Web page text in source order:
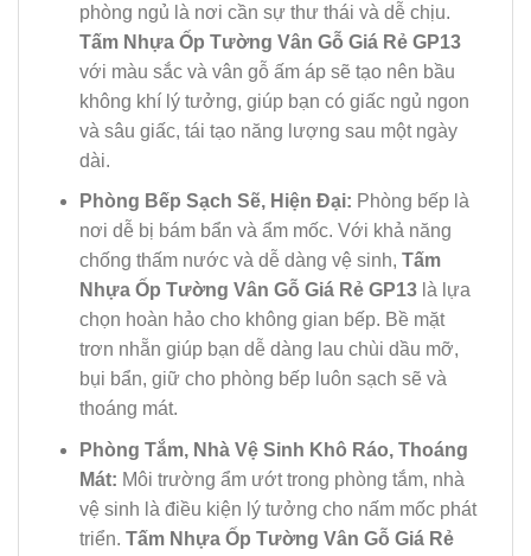
phòng ngủ là nơi cần sự thư thái và dễ chịu.
Tấm Nhựa Ốp Tường Vân Gỗ Giá Rẻ GP13
với màu sắc và vân gỗ ấm áp sẽ tạo nên bầu
không khí lý tưởng, giúp bạn có giấc ngủ ngon
và sâu giấc, tái tạo năng lượng sau một ngày
dài.
Phòng Bếp Sạch Sẽ, Hiện Đại: Phòng bếp là
nơi dễ bị bám bẩn và ẩm mốc. Với khả năng
chống thấm nước và dễ dàng vệ sinh, Tấm
Nhựa Ốp Tường Vân Gỗ Giá Rẻ GP13là lựa
chọn hoàn hảo cho không gian bếp. Bề mặt
trơn nhẵn giúp bạn dễ dàng lau chùi dầu mỡ,
bụi bẩn, giữ cho phòng bếp luôn sạch sẽ và
thoáng mát.
Phòng Tắm, Nhà Vệ Sinh Khô Ráo, Thoáng
Mát: Môi trường ẩm ướt trong phòng tắm, nhà
vệ sinh là điều kiện lý tưởng cho nấm mốc phát
triển. Tấm Nhựa Ốp Tường Vân Gỗ Giá Rẻ